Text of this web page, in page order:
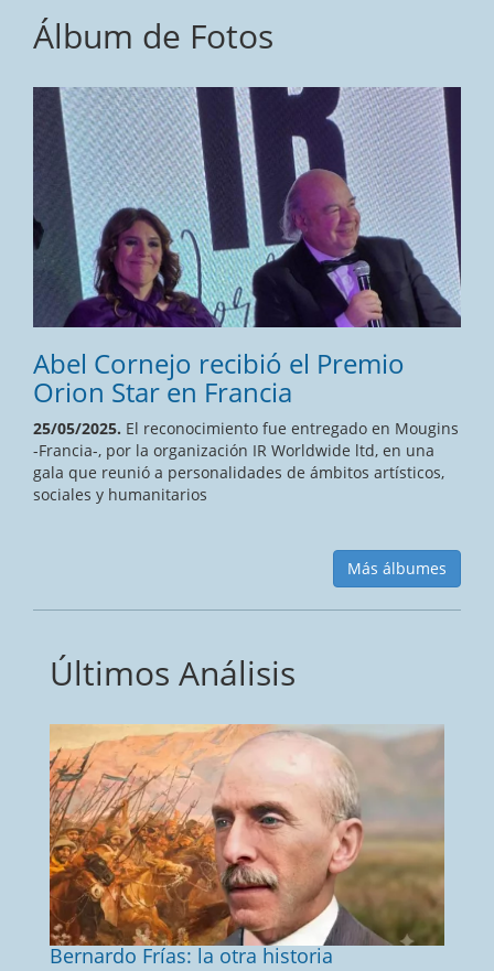
Álbum de Fotos
Abel Cornejo recibió el Premio
Orion Star en Francia
25/05/2025. El reconocimiento fue entregado en Mougins
-Francia-, por la organización IR Worldwide ltd, en una
gala que reunió a personalidades de ámbitos artísticos,
sociales y humanitarios
Más álbumes
Últimos Análisis
Bernardo Frías: la otra historia